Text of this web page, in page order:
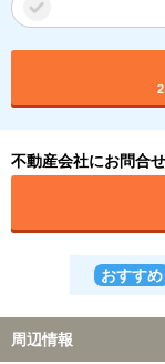
不動産会社にお問合せ
おすすめ
周辺情報